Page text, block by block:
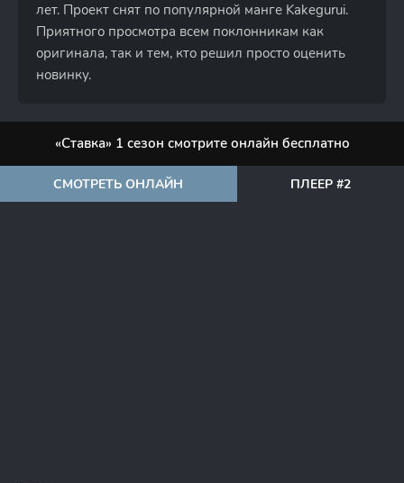
лет. Проект снят по популярной манге Kakegurui.
Приятного просмотра всем поклонникам как
оригинала, так и тем, кто решил просто оценить
новинку.
«Ставка» 1 сезон смотрите онлайн бесплатно
СМОТРЕТЬ ОНЛАЙН ПЛЕЕР #2